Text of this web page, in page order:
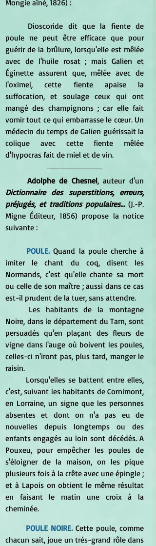
Mongie aîné, 1826) :
poule ne peut être efficace que pour
guérir de la brûlure, lorsqu'elle est mêlée
avec de l'huile rosat ; mais Galien et
Éginette assurent que, mêlée avec de
l'oximel, cette fiente apaise la
suffocation, et soulage ceux qui ont
mangé des champignons ; car elle fait
vomir tout ce qui embarrasse le cœur. Un
médecin du temps de Galien guérissait la
colique avec cette fiente mêlée
d'hypocras fait de miel et de vin.
Adolphe de Chesnel
Dictionnaire des superstitions, erreurs,
préjugés, et traditions populaires... (J.-P.
Migne Éditeur, 1856) propose la notice
suivante :
POULE. Quand la poule cherche à
imiter le chant du coq, disent les
Normands, c'est qu'elle chante sa mort
ou celle de son maître ; aussi dans ce cas
est-il prudent de la tuer, sans attendre.
Noire, dans le département du Tarn, sont
persuadés qu'en plaçant des fleurs de
vigne dans l'auge où boivent les poules,
celles-ci n'iront pas, plus tard, manger le
raisin.
c'est, suivant les habitants de Cornimont,
en Lorraine, un signe que les personnes
absentes et dont on n'a pas eu de
nouvelles depuis longtemps ou des
enfants engagés au loin sont décédés. A
Pouxeu, pour empêcher les poules de
s'éloigner de la maison, on les pique
plusieurs fois à la crête avec une épingle ;
et à Lapois on obtient le même résultat
en faisant le matin une croix à la
cheminée.
POULE NOIRE. Cette poule, comme
chacun sait, joue un très-grand rôle dans